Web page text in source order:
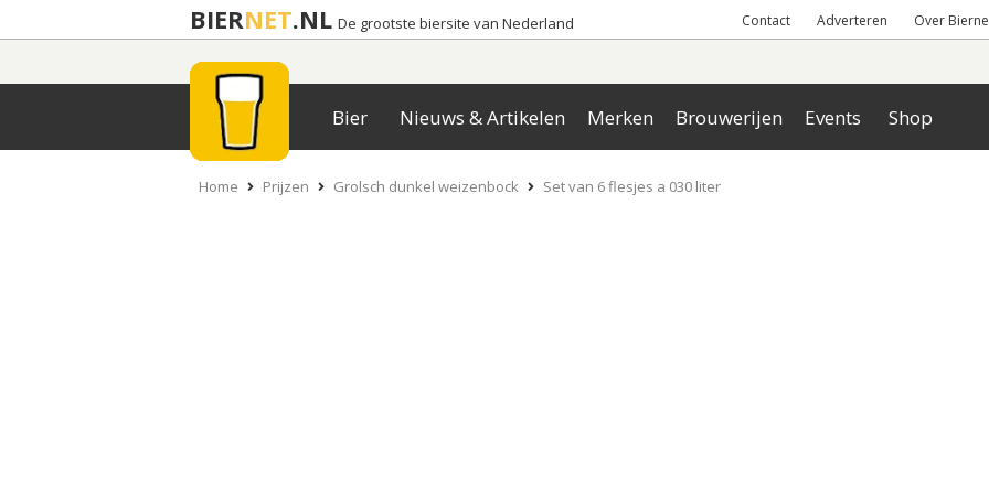
BIERNET.NL De grootste biersite van Nederland Contact Adverteren Over
Bier Nieuws & Artikelen Merken Brouwerijen Events Shop
Home Prijzen Grolsch dunkel weizenbock Set van 6 flesjes a 030 liter